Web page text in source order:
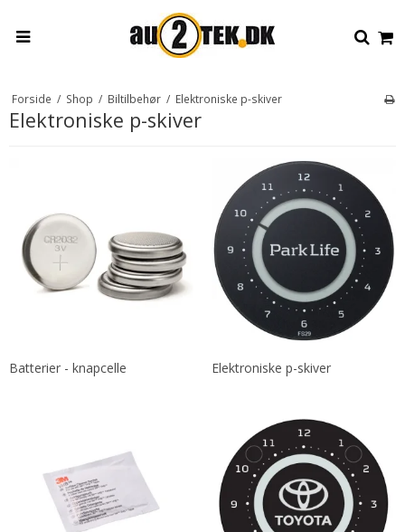
Forside / Shop / Biltilbehør / Elektroniske p-skiver
Elektroniske p-skiver
Batterier - knapcelle Elektroniske p-skiver